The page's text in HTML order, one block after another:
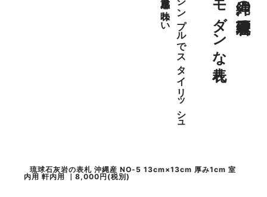
沖縄の琉球石灰岩の
モダンな表札
シンプルでスタイリッシュ
重厚感と味わい
琉球石灰岩の表札 沖縄産 NO-5 13cm×13cm 厚み1cm 室
内用 軒内用 ｜8,000円(税別)